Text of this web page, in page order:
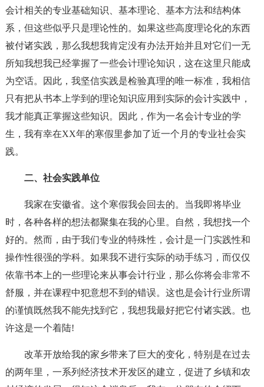
会计相关的专业基础知识、基本理论、基本方法和结构体
系，但这些似乎只是理论性的。如果这些高度理论化的东西
被付诸实践，那么我想我肯定没有办法开始并且对它们一无
所知我想我已经掌握了一些会计理论知识，这在这里只能成
为空话。因此，我坚信实践是检验真理的唯一标准，我相信
只有把从书本上学到的理论知识应用到实际的会计实践中，
我才能真正掌握这些知识。因此，作为一名会计专业的学
生，我有幸在XX年的寒假里参加了近一个月的专业社会实
践。
二、社会实践单位
我家在安徽省。这个寒假我会回去的。当我即将毕业
时，各种各样的想法都聚集在我的心里。自然，我想找一个
好的。然而，由于我们专业的特殊性，会计是一门实践性和
操作性很强的学科。如果我不进行实际的动手练习，而仅仅
依靠书本上的一些理论来从事会计行业，那么你将会非常不
舒服，并在课程中犯意想不到的错误。这也是会计行业所谓
的谨慎既然我不能先找到它，我想我最好把它付诸实践。也
许这是一个着陆!
改革开放给我的家乡带来了巨大的变化，特别是在过去
的两年里，一系列经济技术开发区的建立，促进了乡镇和农